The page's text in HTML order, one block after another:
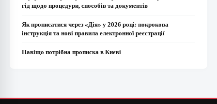
гід щодо процедури, способів та документів
Як прописатися через «Дія» у 2026 році: покрокова
інструкція та нові правила електронної реєстрації
Навіщо потрібна прописка в Києві